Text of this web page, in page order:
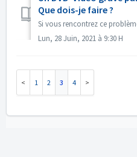
Que dois-je faire ?
Lun, 28 Juin, 2021 à 9:30 H
1 2 3 4